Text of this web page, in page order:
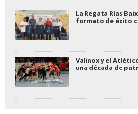
La Regata Rías
formato de éxito
Valinox y el
una década de